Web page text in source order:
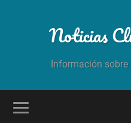
Noticias
Información